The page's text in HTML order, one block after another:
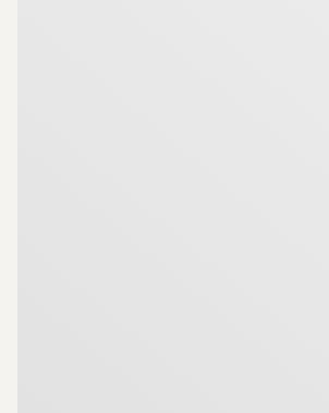
Övervåningen erbjuder en
Övervåningen har en
Tomten är lagom stor, lättskött
Fastigheten är utrustad med
bymiljö erbjuds här ett lugnt och
Ett billigt boende med hög